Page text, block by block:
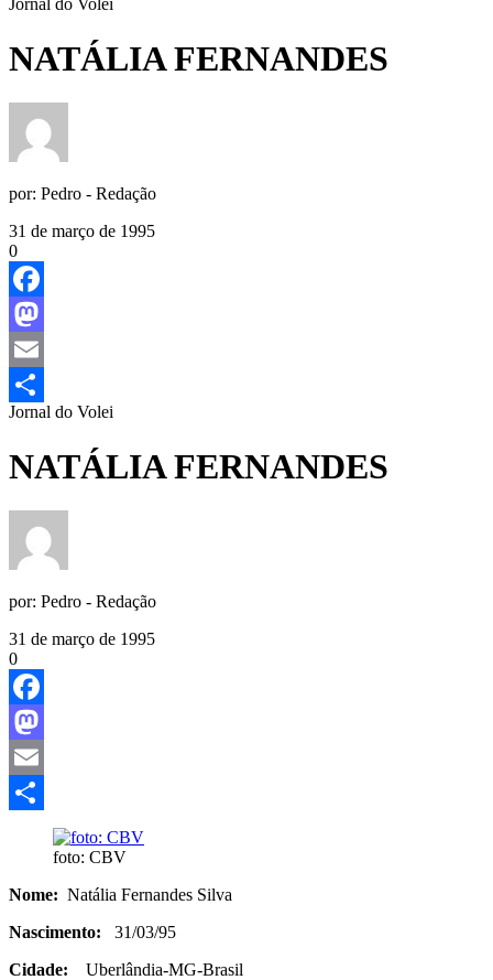
Jornal do Volei
NATÁLIA FERNANDES
por: Pedro - Redação
31 de março de 1995
0
Facebook
Mastodon
Email
Share
Jornal do Volei
NATÁLIA FERNANDES
por: Pedro - Redação
31 de março de 1995
0
Facebook
Mastodon
Email
foto: CBV
Nome: Natália Fernandes Silva
Nascimento: 31/03/95
Cidade:
Uberlândia-MG-Brasil